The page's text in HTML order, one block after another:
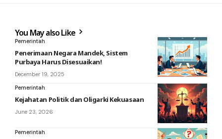
You May also Like
Pemerintah
Penerimaan Negara Mandek, Sistem
Purbaya Harus Disesuaikan!
December 19, 2025
Pemerintah
Kejahatan Politik dan Oligarki Kekuasaan
June 23, 2026
Pemerintah